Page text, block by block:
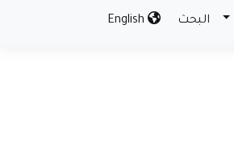
البحث